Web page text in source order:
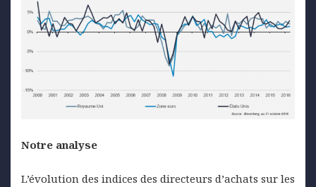
Notre analyse
L’évolution des indices des directeurs d’achats sur les